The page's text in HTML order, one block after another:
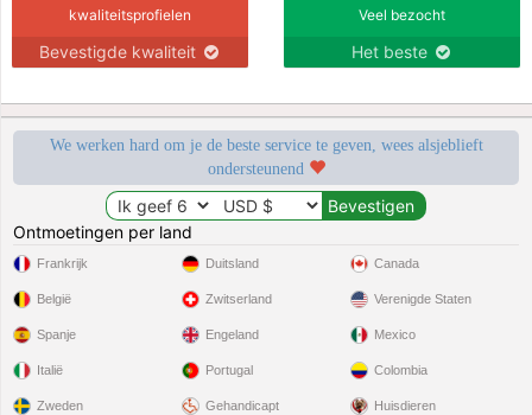
kwaliteitsprofielen
Bevestigde kwaliteit
Veel bezocht
Het beste
We werken hard om je de beste service te geven, wees alsjeblieft
ondersteunend
Ontmoetingen per land
Frankrijk
België
Spanje
Italië
Zweden
Duitsland
Zwitserland
Engeland
Portugal
Gehandicapt
Canada
Verenigde Staten
Mexico
Colombia
Huisdieren